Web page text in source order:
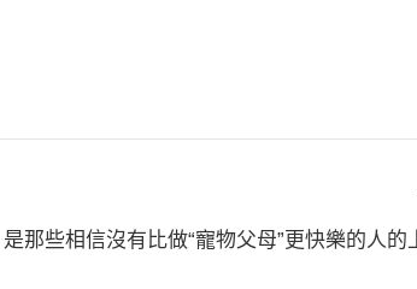
那些相信沒有比做“寵物父母”更快樂的人